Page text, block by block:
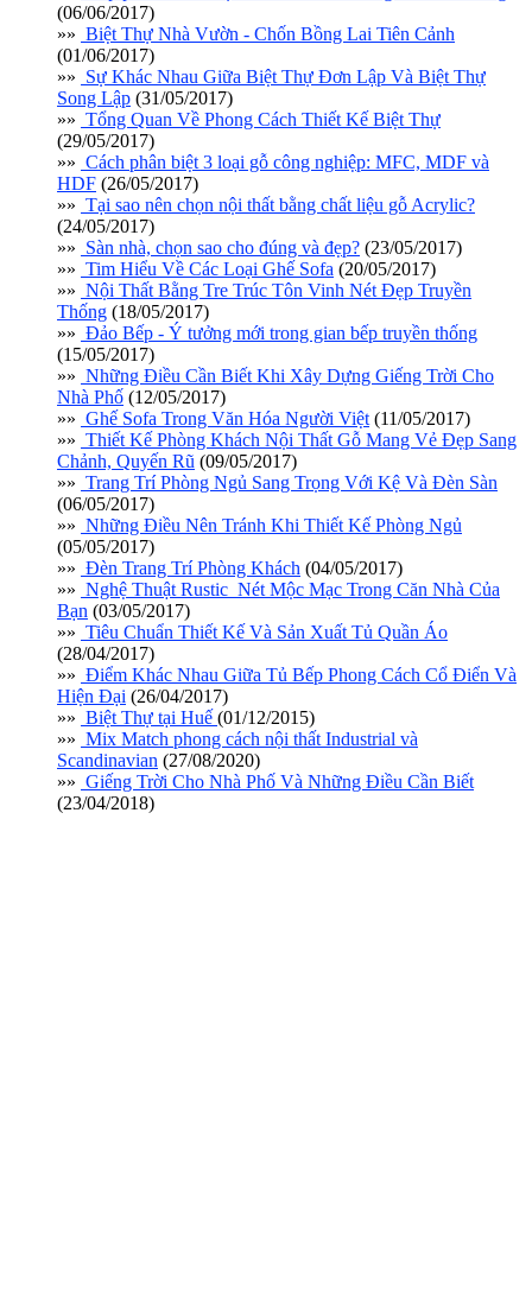
(06/06/2017)
»» Biệt Thự Nhà Vườn - Chốn Bồng Lai Tiên Cảnh
(01/06/2017)
»» Sự Khác Nhau Giữa Biệt Thự Đơn Lập Và Biệt Thự
Song Lập (31/05/2017)
»» Tổng Quan Về Phong Cách Thiết Kế Biệt Thự
(29/05/2017)
»» Cách phân biệt 3 loại gỗ công nghiệp: MFC, MDF và
HDF (26/05/2017)
»» Tại sao nên chọn nội thất bằng chất liệu gỗ Acrylic?
(24/05/2017)
»» Sàn nhà, chọn sao cho đúng và đẹp? (23/05/2017)
»» Tim Hiểu Về Các Loại Ghế Sofa (20/05/2017)
»» Nội Thất Bằng Tre Trúc Tôn Vinh Nét Đẹp Truyền
Thống (18/05/2017)
»» Đảo Bếp - Ý tưởng mới trong gian bếp truyền thống
(15/05/2017)
»» Những Điều Cần Biết Khi Xây Dựng Giếng Trời Cho
Nhà Phố (12/05/2017)
»» Ghế Sofa Trong Văn Hóa Người Việt (11/05/2017)
»» Thiết Kế Phòng Khách Nội Thất Gỗ Mang Vẻ Đẹp Sang
Chảnh, Quyến Rũ (09/05/2017)
»» Trang Trí Phòng Ngủ Sang Trọng Với Kệ Và Đèn Sàn
(06/05/2017)
»» Những Điều Nên Tránh Khi Thiết Kế Phòng Ngủ
(05/05/2017)
»» Đèn Trang Trí Phòng Khách (04/05/2017)
»» Nghệ Thuật Rustic_Nét Mộc Mạc Trong Căn Nhà Của
Bạn (03/05/2017)
»» Tiêu Chuẩn Thiết Kế Và Sản Xuất Tủ Quần Áo
(28/04/2017)
»» Điểm Khác Nhau Giữa Tủ Bếp Phong Cách Cổ Điển Và
Hiện Đại (26/04/2017)
»» Biệt Thự tại Huế (01/12/2015)
»» Mix Match phong cách nội thất Industrial và
Scandinavian (27/08/2020)
»» Giếng Trời Cho Nhà Phố Và Những Điều Cần Biết
(23/04/2018)